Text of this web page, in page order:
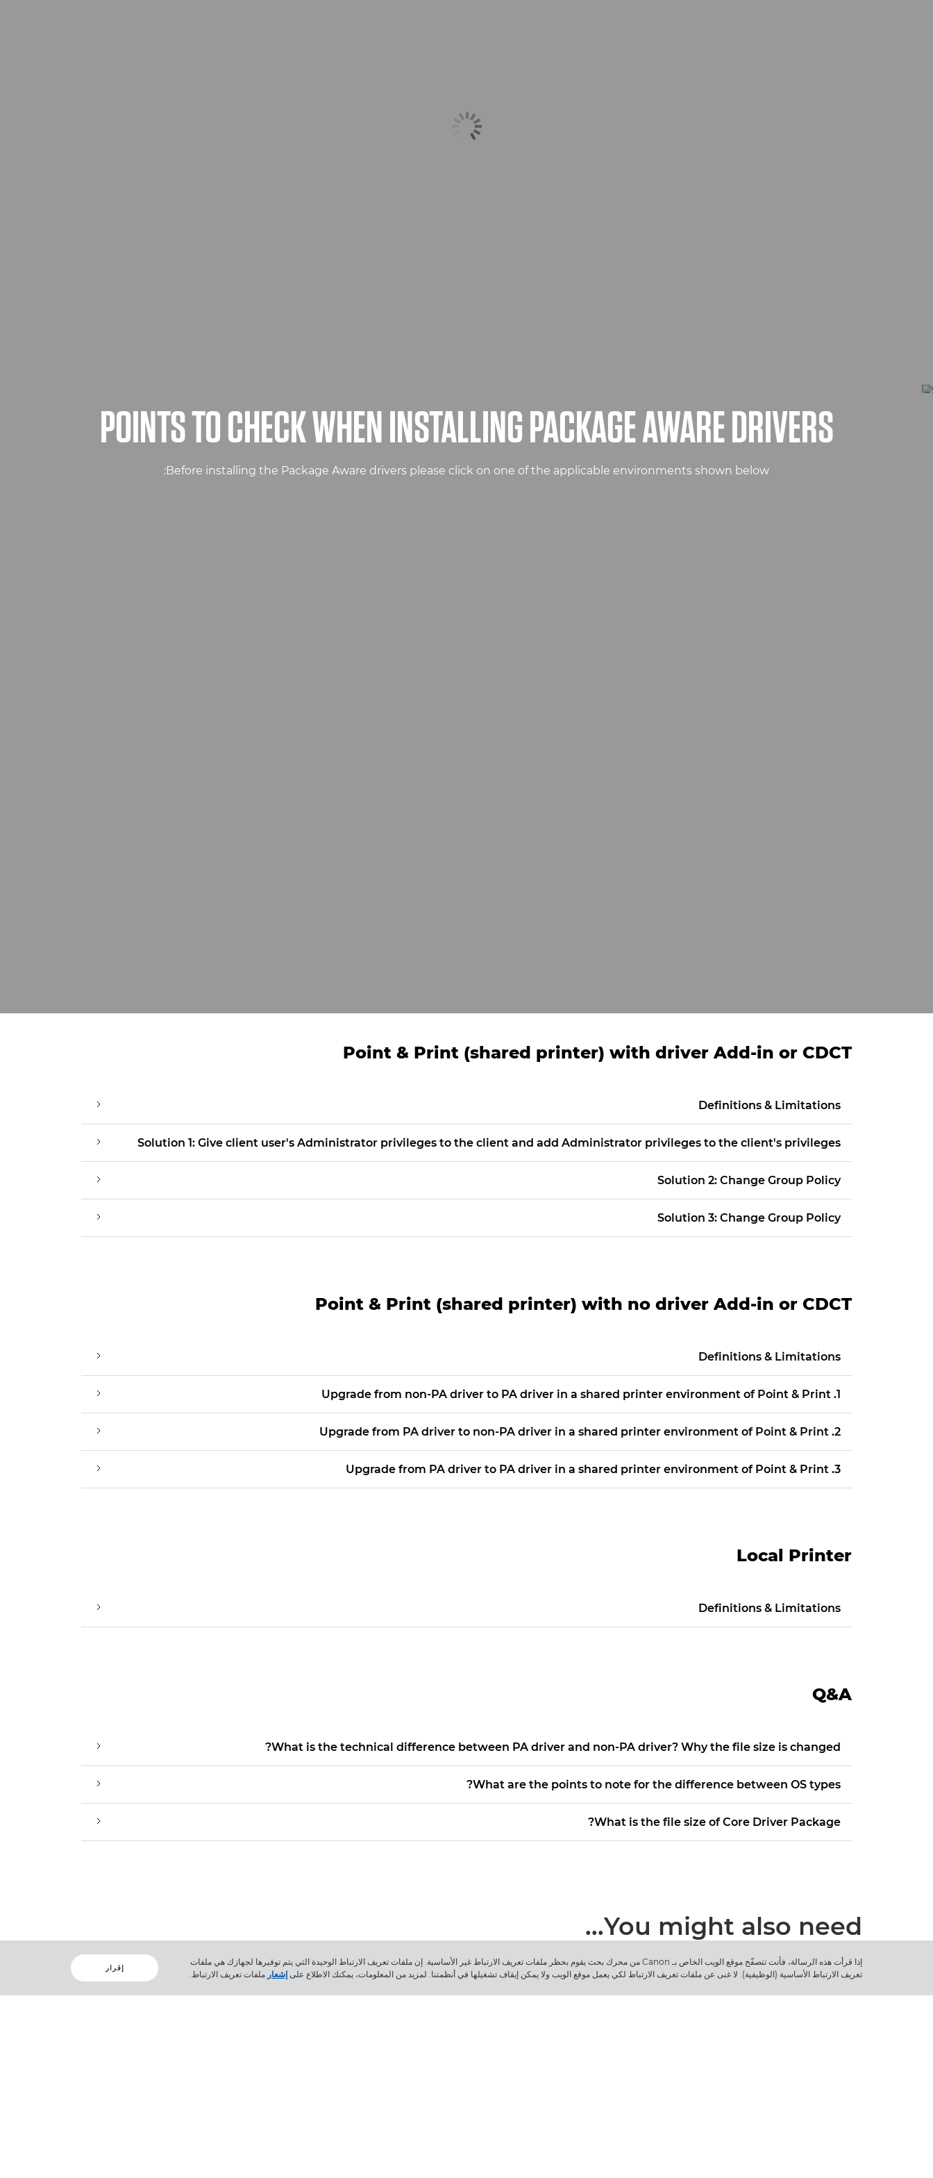
POINTS TO CHECK WHEN INSTALLING PACKAGE AWARE DRIVERS
Before installing the Package Aware drivers please click on one of the applicable environments shown below:
Point & Print (shared printer) with driver Add-in or CDCT
Definitions & Limitations
Solution 1: Give client user's Administrator privileges to the client and add Administrator privileges to the client's privileges
Solution 2: Change Group Policy
Solution 3: Change Group Policy
Point & Print (shared printer) with no driver Add-in or CDCT
Definitions & Limitations
1. Upgrade from non-PA driver to PA driver in a shared printer environment of Point & Print
2. Upgrade from PA driver to non-PA driver in a shared printer environment of Point & Print
3. Upgrade from PA driver to PA driver in a shared printer environment of Point & Print
Local Printer
Definitions & Limitations
Q&A
What is the technical difference between PA driver and non-PA driver? Why the file size is changed?
What are the points to note for the difference between OS types?
What is the file size of Core Driver Package?
You might also need...
إذا قرأت هذه الرسالة، فأنت تتصفّح موقع الويب الخاص بـ Canon من محرك بحث يقوم بحظر ملفات تعريف الارتباط غير الأساسية. إن ملفات تعريف الارتباط الوحيدة التي يتم توفيرها لجهازك هي ملفات
تعريف الارتباط الأساسية (الوظيفية). لا غنى عن ملفات تعريف الارتباط لكي يعمل موقع الويب ولا يمكن إيقاف تشغيلها في أنظمتنا. لمزيد من المعلومات، يمكنك الاطلاع على إشعار ملفات تعريف الارتباط.
إقرار